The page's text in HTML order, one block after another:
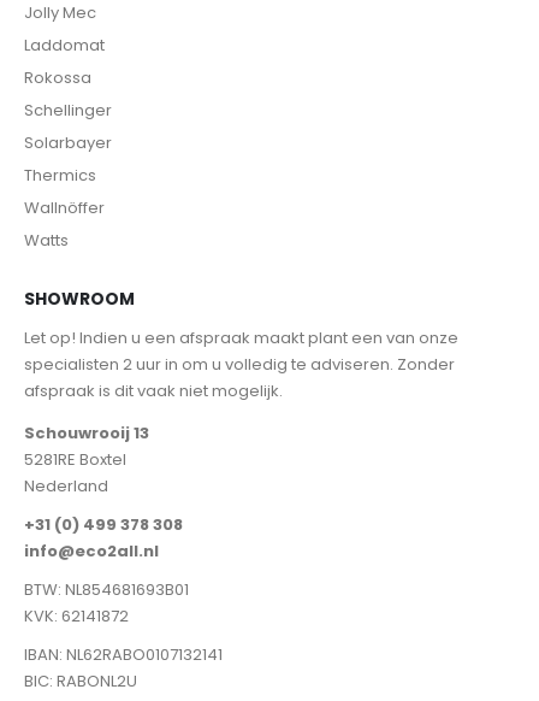
Jolly Mec
Laddomat
Rokossa
Schellinger
Solarbayer
Thermics
Wallnöffer
Watts
SHOWROOM
Let op! Indien u een afspraak maakt plant een van onze
specialisten 2 uur in om u volledig te adviseren. Zonder
afspraak is dit vaak niet mogelijk.
Schouwrooij 13
5281RE Boxtel
Nederland
+31 (0) 499 378 308
info@eco2all.nl
BTW: NL854681693B01
KVK: 62141872
IBAN: NL62RABO0107132141
BIC: RABONL2U